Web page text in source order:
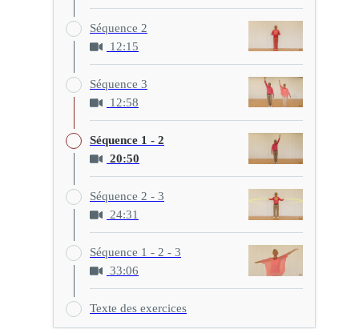
Séquence 2
12:15
Séquence 3
12:58
Séquence 1 - 2
20:50
Séquence 2 - 3
24:31
Séquence 1 - 2 - 3
33:06
Texte des exercices